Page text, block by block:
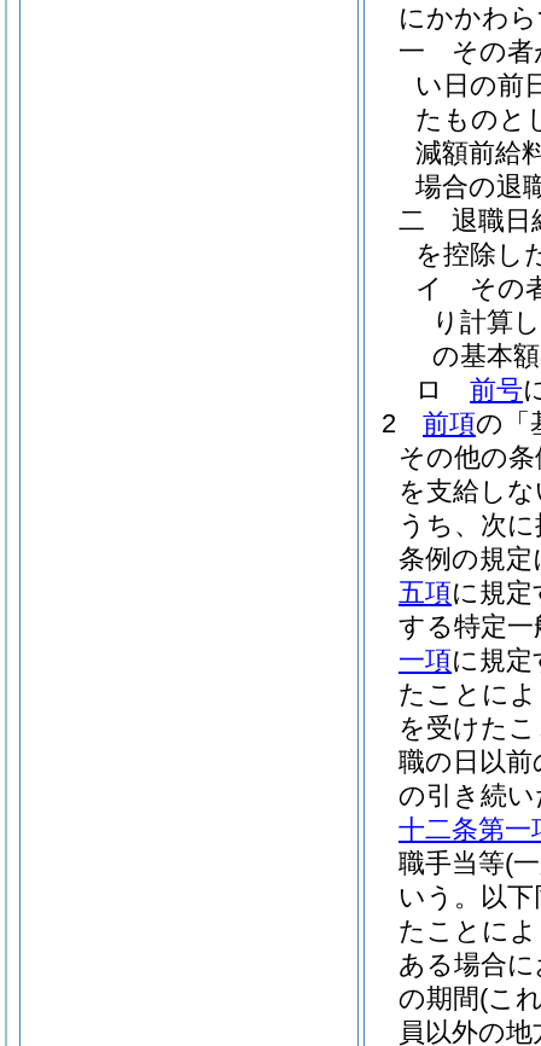
にかかわ
一
その
い日の前
たものと
減額前給
場合の退
二
退職日
を控除し
イ
その
り計算
の基本
ロ
前号
2
前項の「
その他の
を支給し
うち、次
条例の規
五項に規
する特定一
一項に規
たことに
を受けた
職の日以
の引き続
十二条第一
職手当等(
いう。以下
たことに
ある場合
の期間(こ
員以外の